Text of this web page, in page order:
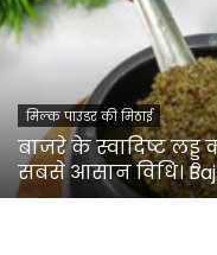
मिल्क पाउडर की मिठाई
बाजरे के स्वादिष्ट
सबसे आसान विधि।